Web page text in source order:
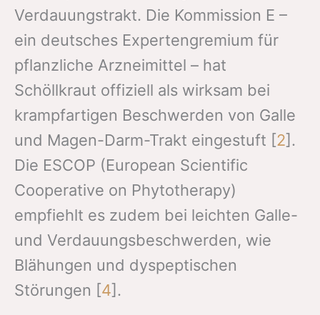
Verdauungstrakt. Die Kommission E –
ein deutsches Expertengremium für
pflanzliche Arzneimittel – hat
Schöllkraut offiziell als wirksam bei
krampfartigen Beschwerden von Galle
und Magen-Darm-Trakt eingestuft [2].
Die ESCOP (European Scientific
Cooperative on Phytotherapy)
empfiehlt es zudem bei leichten Galle-
und Verdauungsbeschwerden, wie
Blähungen und dyspeptischen
Störungen [4].